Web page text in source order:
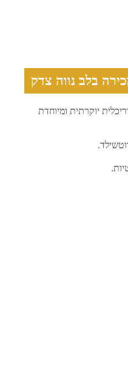
בלב נווה צדק
יוקרתית ומיוחדת